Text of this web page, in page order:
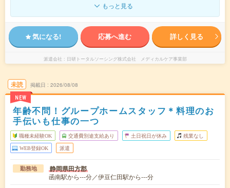
もっと見る
気になる! 応募へ進む 詳しく見る
派遣会社 日研トータルソーシング株式会社 メディカルケア事業部
未読
NEW
掲載日 2026/08/08
年齢不問！グループホームスタッフ＊料理のお
手伝いも仕事の一つ
職種未経験OK 交通費別途支給あり 土日祝日が休み 残業なし
WEB登録OK 派遣
勤務地 静岡県田方郡
函南駅から---分／伊豆仁田駅から---分